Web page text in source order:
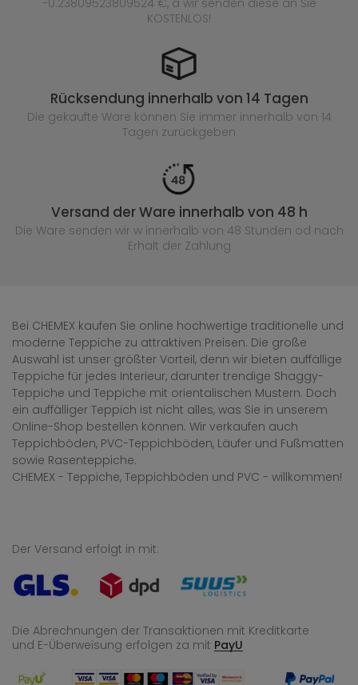
-0.23809523809524 €, a wir senden diese an Sie
KOSTENLOS!
Rücksendung innerhalb von 14 Tagen
Die gekaufte Ware können Sie immer innerhalb von 14
Tagen zurückgeben
Versand der Ware innerhalb von 48 h
Die Ware senden wir w innerhalb von 48 Stunden od nach
Erhalt der Zahlung
Bei CHEMEX kaufen Sie online hochwertige traditionelle und
moderne Teppiche zu attraktiven Preisen. Die große
Auswahl ist unser größter Vorteil, denn wir bieten auffällige
Teppiche für jedes Interieur, darunter trendige Shaggy-
Teppiche und Teppiche mit orientalischen Mustern. Doch
ein auffälliger Teppich ist nicht alles, was Sie in unserem
Online-Shop bestellen können. Wir verkaufen auch
Teppichböden, PVC-Teppichböden, Läufer und Fußmatten
sowie Rasenteppiche.
CHEMEX - Teppiche, Teppichböden und PVC - willkommen!
Der Versand erfolgt in mit:
Die Abrechnungen der Transaktionen mit Kreditkarte
und E-Überweisung erfolgen za mit PayU